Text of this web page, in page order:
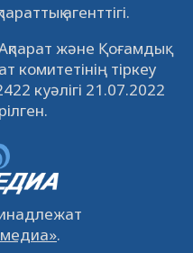
в Кызылорде 22
14951 0
агенттігі.
және Қоғамдық
комитетінің тіркеу
куәлігі 21.07.2022
.